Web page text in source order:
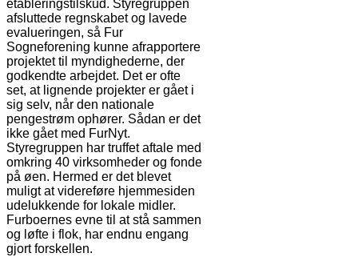
etableringstilskud. Styregruppen
afsluttede regnskabet og lavede
evalueringen, så Fur
Sogneforening kunne afrapportere
projektet til myndighederne, der
godkendte arbejdet. Det er ofte
set, at lignende projekter er gået i
sig selv, når den nationale
pengestrøm ophører. Sådan er det
ikke gået med FurNyt.
Styregruppen har truffet aftale med
omkring 40 virksomheder og fonde
på øen. Hermed er det blevet
muligt at videreføre hjemmesiden
udelukkende for lokale midler.
Furboernes evne til at stå sammen
og løfte i flok, har endnu engang
gjort forskellen.